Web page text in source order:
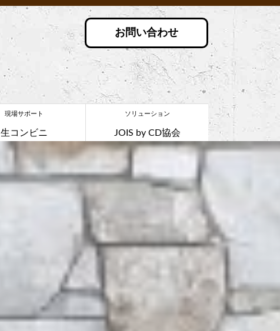
お問い合わせ
現場サポート
生コンビニ
ソリューション
JOIS by CD協会